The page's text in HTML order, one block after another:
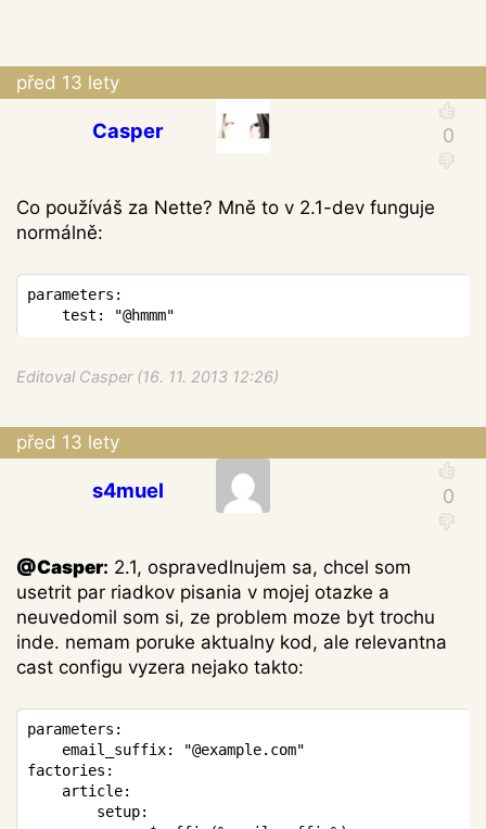
před 13 lety
Casper
Co používáš za Nette? Mně to v 2.1-dev funguje
normálně:
parameters :
test : "@hmmm"
Editoval Casper (16. 11. 2013 12:26)
před 13 lety
s4muel
@Casper: 2.1, ospravedlnujem sa, chcel som
usetrit par riadkov pisania v mojej otazke a
neuvedomil som si, ze problem moze byt trochu
inde. nemam poruke aktualny kod, ale relevantna
cast configu vyzera nejako takto:
parameters :
	email_suffix
:
"@example.com"
factories :
	article
:
		setup
: